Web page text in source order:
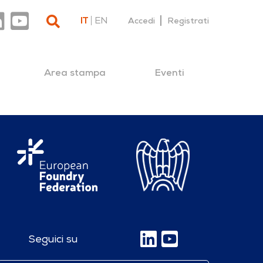
IT EN Accedi Registrati
Area stampa Eventi
Seguici su